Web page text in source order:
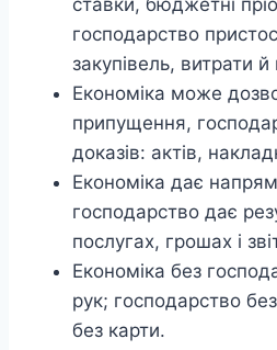
ставки, бюджетні
господарство
закупівель, витрати й
Економіка може
припущення,
доказів: актів,
Економіка дає напрям
господарство дає
послугах, грошах і
Економіка без
рук; господарство
без карти.